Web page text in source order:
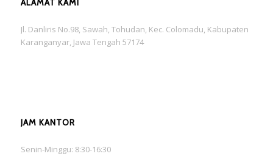
ALAMAT KAMI
Jl. Danliris No.98, Sawah, Tohudan, Kec. Colomadu, Kabupaten
Karanganyar, Jawa Tengah 57174
JAM KANTOR
Senin-Minggu: 8:30-16:30